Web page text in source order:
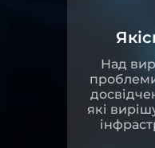
Над
які